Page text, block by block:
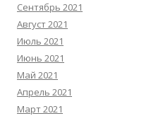
Сентябрь 2021
Август 2021
Июль 2021
Июнь 2021
Май 2021
Апрель 2021
Март 2021